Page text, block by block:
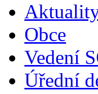
Obce
Vedení
Úřední